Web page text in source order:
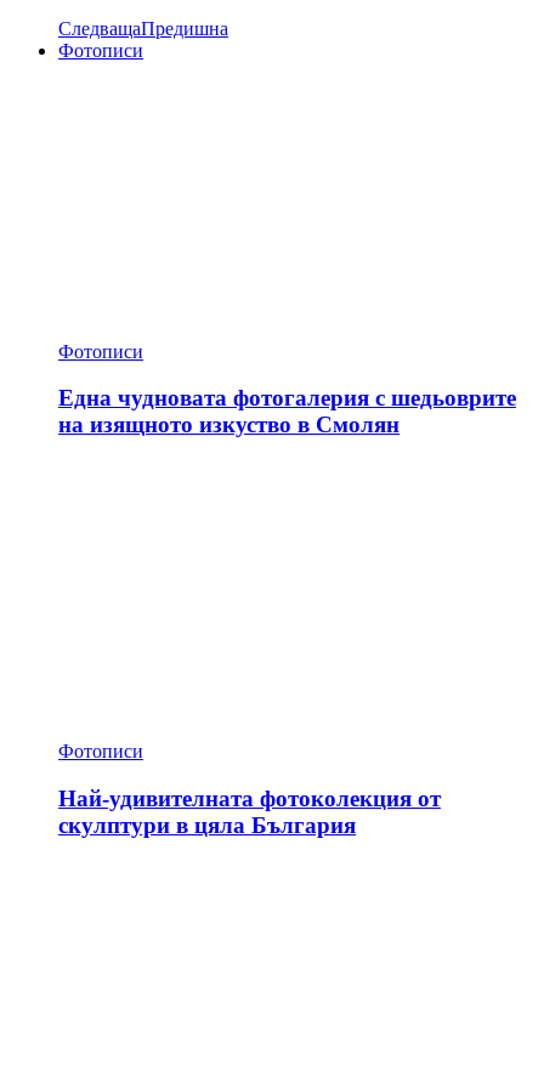
СледващаПредишна
Фотописи
Фотописи
Една чудновата фотогалерия с шедьоврите
на изящното изкуство в Смолян
Фотописи
Най-удивителната фотоколекция от
скулптури в цяла България